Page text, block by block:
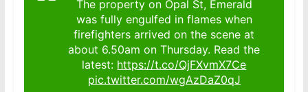
The property on Opal St, Emerald
was fully engulfed in flames when
firefighters arrived on the scene at
about 6.50am on Thursday. Read the
latest: https://t.co/QjFXvmX7Ce
pic.twitter.com/wgAzDaZ0qJ